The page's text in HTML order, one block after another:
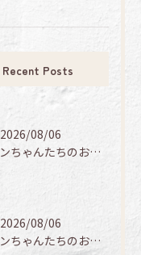
Recent Posts
2026/08/06
ワンちゃんたちのお手入れ日記🐶✨
2026/08/06
ワンちゃんたちのお手入れ日記🐶✨